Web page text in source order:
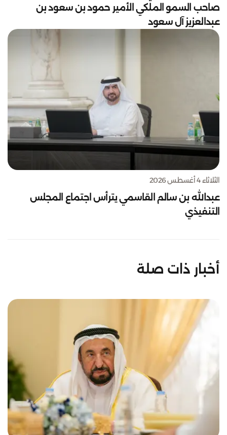
صاحب السمو الملكي الأمير حمود بن سعود بن
عبدالعزيز آل سعود
الثلاثاء 4 أغسطس 2026
عبدالله بن سالم القاسمي يترأس اجتماع المجلس
التنفيذي
أخبار ذات صلة